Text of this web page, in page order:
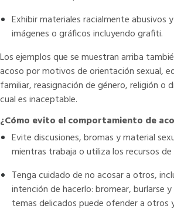
Exhibir materiales racialmente abusivos
imágenes o gráficos incluyendo grafiti.
Los ejemplos que se muestran arriba
acoso por motivos de orientación sexual,
familiar, reasignación de género, religión o
cual es inaceptable.
¿Cómo evito el comportamiento de
Evite discusiones, bromas y material
mientras trabaja o utiliza los recursos de
Tenga cuidado de no acosar a otros,
intención de hacerlo: bromear, burlarse
temas delicados puede ofender a otros